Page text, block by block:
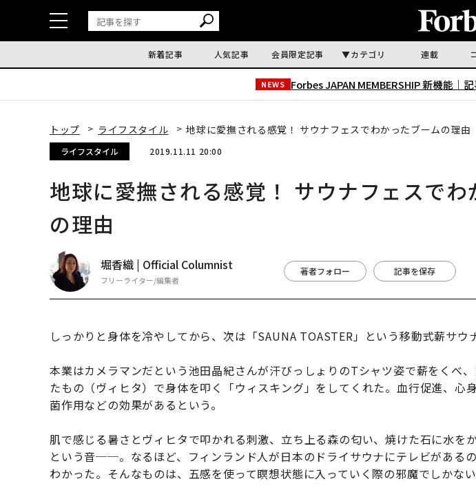
新着記事 人気記事 会員限定記事 カテゴリ 連載
NEWS Forbes JAPAN MEMBERSHIP 新機能｜
トップ ライフスタイル 地球に愛撫される感覚！ サウナフェスでわかったブームの理由
ライフスタイル 2019.11.11 20:00
地球に愛撫される感覚！ サウナフェスでわ
の理由
堀香織 | Official Columnist
フリーライター/編集者
著者フォロー 記事を保存
しっかりと身体を冷やしてから、次は「SAUNA TOASTER」という移動式薪サウ
本業はカメラマンだという池田晶紀さんが汗びっしょりのTシャツ姿で薪をくべ
たもの（ヴィヒタ）で身体を叩く「ウィスキング」をしてくれた。血行促進、心
菌作用などの効果があるという。
肌で感じる暑さとヴィヒタで叩かれる刺激、立ち上る森の匂い、焼けた石に水を
という音──。なるほど、フィンランド人が日本のドライサウナにテレビがある
わかった。そんなものは、五感を使って瞑想状態に入っていく際の邪魔でしかない